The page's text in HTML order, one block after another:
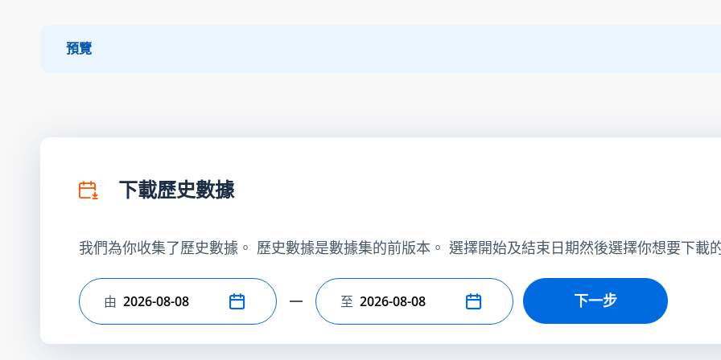
預覽
下載歷史數據
我們為你收集了歷史數據。 歷史數據是數據集的前版本。 選擇開始及結束日期然後選擇你想要下載
選擇開始日期
由 選擇結束日期
至 下一步